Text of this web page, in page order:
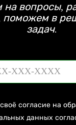
на вопросы,
поможем в
задач.
согласие на
данных